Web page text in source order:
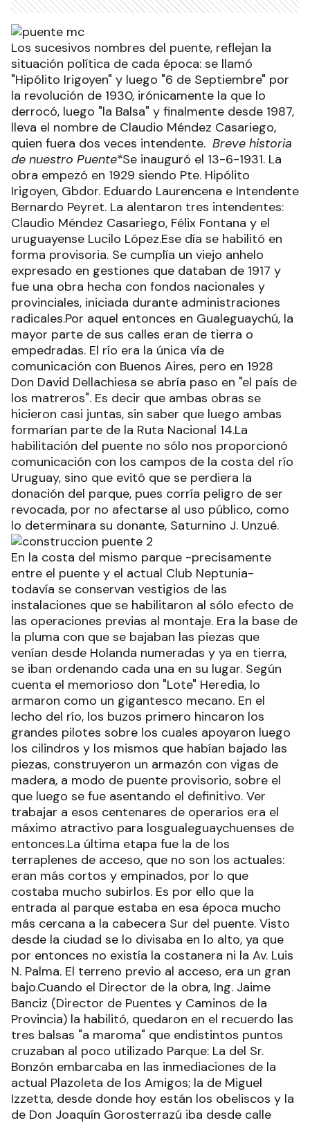
Los sucesivos nombres del puente, reflejan la
situación política de cada época: se llamó
"Hipólito Irigoyen" y luego "6 de Septiembre" por
la revolución de 1930, irónicamente la que lo
derrocó, luego "la Balsa" y finalmente desde 1987,
lleva el nombre de Claudio Méndez Casariego,
quien fuera dos veces intendente. Breve historia
de nuestro Puente*Se inauguró el 13-6-1931. La
obra empezó en 1929 siendo Pte. Hipólito
Irigoyen, Gbdor. Eduardo Laurencena e Intendente
Bernardo Peyret. La alentaron tres intendentes:
Claudio Méndez Casariego, Félix Fontana y el
uruguayense Lucilo López.Ese día se habilitó en
forma provisoria. Se cumplía un viejo anhelo
expresado en gestiones que databan de 1917 y
fue una obra hecha con fondos nacionales y
provinciales, iniciada durante administraciones
radicales.Por aquel entonces en Gualeguaychú, la
mayor parte de sus calles eran de tierra o
empedradas. El río era la única vía de
comunicación con Buenos Aires, pero en 1928
Don David Dellachiesa se abría paso en "el país de
los matreros". Es decir que ambas obras se
hicieron casi juntas, sin saber que luego ambas
formarían parte de la Ruta Nacional 14.La
habilitación del puente no sólo nos proporcionó
comunicación con los campos de la costa del río
Uruguay, sino que evitó que se perdiera la
donación del parque, pues corría peligro de ser
revocada, por no afectarse al uso público, como
lo determinara su donante, Saturnino J. Unzué.
En la costa del mismo parque -precisamente
entre el puente y el actual Club Neptunia-
todavía se conservan vestigios de las
instalaciones que se habilitaron al sólo efecto de
las operaciones previas al montaje. Era la base de
la pluma con que se bajaban las piezas que
venían desde Holanda numeradas y ya en tierra,
se iban ordenando cada una en su lugar. Según
cuenta el memorioso don "Lote" Heredia, lo
armaron como un gigantesco mecano. En el
lecho del río, los buzos primero hincaron los
grandes pilotes sobre los cuales apoyaron luego
los cilindros y los mismos que habían bajado las
piezas, construyeron un armazón con vigas de
madera, a modo de puente provisorio, sobre el
que luego se fue asentando el definitivo. Ver
trabajar a esos centenares de operarios era el
máximo atractivo para losgualeguaychuenses de
entonces.La última etapa fue la de los
terraplenes de acceso, que no son los actuales:
eran más cortos y empinados, por lo que
costaba mucho subirlos. Es por ello que la
entrada al parque estaba en esa época mucho
más cercana a la cabecera Sur del puente. Visto
desde la ciudad se lo divisaba en lo alto, ya que
por entonces no existía la costanera ni la Av. Luis
N. Palma. El terreno previo al acceso, era un gran
bajo.Cuando el Director de la obra, Ing. Jaime
Banciz (Director de Puentes y Caminos de la
Provincia) la habilitó, quedaron en el recuerdo las
tres balsas "a maroma" que endistintos puntos
cruzaban al poco utilizado Parque: La del Sr.
Bonzón embarcaba en las inmediaciones de la
actual Plazoleta de los Amigos; la de Miguel
Izzetta, desde donde hoy están los obeliscos y la
de Don Joaquín Gorosterrazú iba desde calle